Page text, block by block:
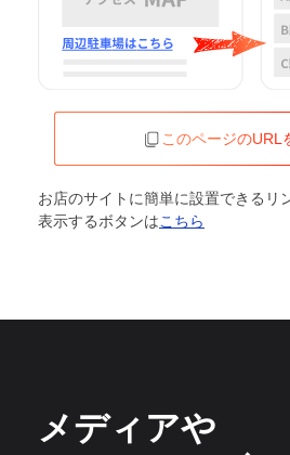
このページのURL
お店のサイトに簡単に設置できるリ
表示するボタンはこちら
メディアや